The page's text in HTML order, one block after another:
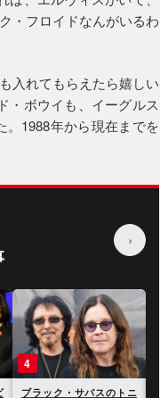
・フロイドなんがいるわ
入れてもらえたら嬉しい
・ボウイも、イーグルス
。1988年から現在までを
›
4
ブラック・サバスのトニ